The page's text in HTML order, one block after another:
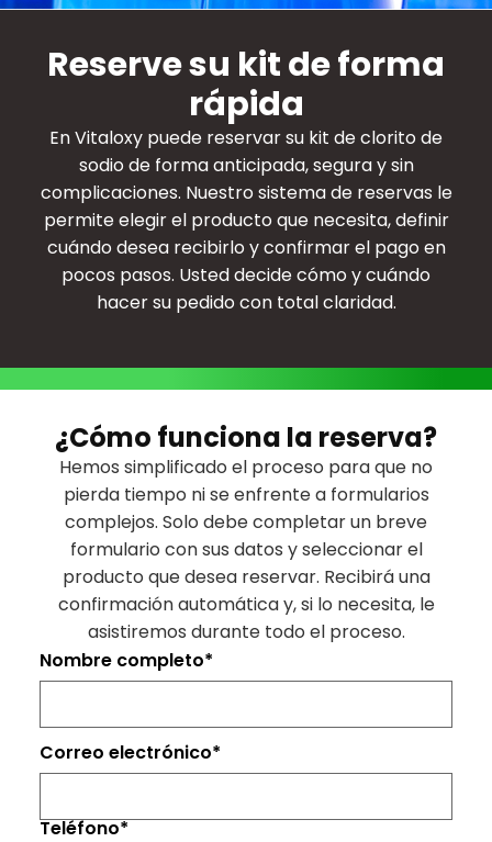
Reserve su kit de forma
rápida
En Vitaloxy puede reservar su kit de clorito de
sodio de forma anticipada, segura y sin
complicaciones. Nuestro sistema de reservas le
permite elegir el producto que necesita, definir
cuándo desea recibirlo y confirmar el pago en
pocos pasos. Usted decide cómo y cuándo
hacer su pedido con total claridad.
¿Cómo funciona la reserva?
Hemos simplificado el proceso para que no
pierda tiempo ni se enfrente a formularios
complejos. Solo debe completar un breve
formulario con sus datos y seleccionar el
producto que desea reservar. Recibirá una
confirmación automática y, si lo necesita, le
asistiremos durante todo el proceso.
Nombre completo*
Correo electrónico*
Teléfono*